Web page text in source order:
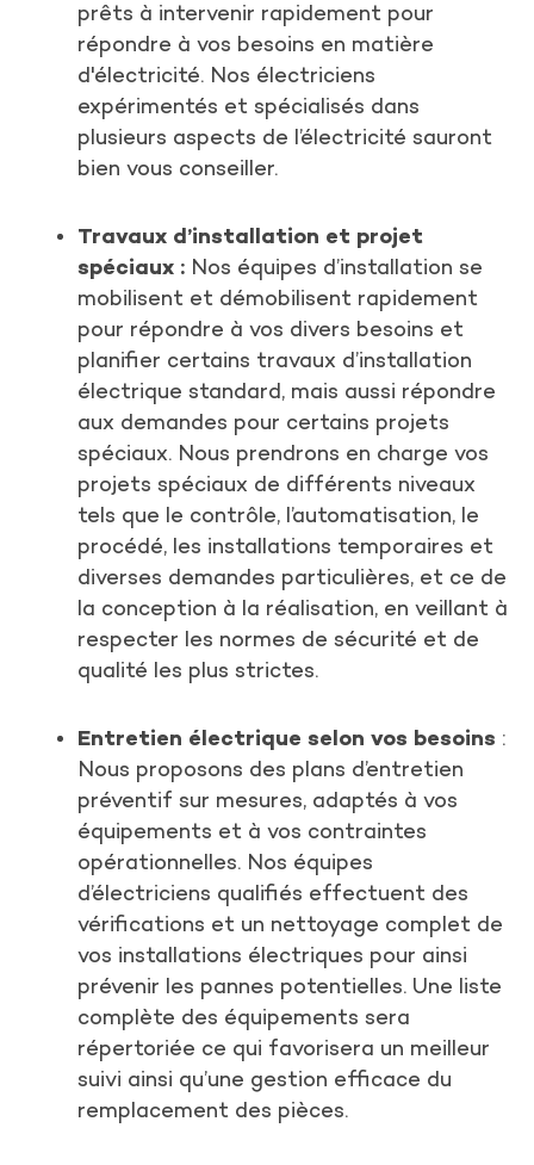
prêts à intervenir rapidement pour
répondre à vos besoins en matière
d'électricité. Nos électriciens
expérimentés et spécialisés dans
plusieurs aspects de l’électricité sauront
bien vous conseiller.
Travaux d’installation et projet
spéciaux : Nos équipes d’installation se
mobilisent et démobilisent rapidement
pour répondre à vos divers besoins et
planifier certains travaux d’installation
électrique standard, mais aussi répondre
aux demandes pour certains projets
spéciaux. Nous prendrons en charge vos
projets spéciaux de différents niveaux
tels que le contrôle, l’automatisation, le
procédé, les installations temporaires et
diverses demandes particulières, et ce de
la conception à la réalisation, en veillant à
respecter les normes de sécurité et de
qualité les plus strictes.
Entretien électrique selon vos besoins :
Nous proposons des plans d’entretien
préventif sur mesures, adaptés à vos
équipements et à vos contraintes
opérationnelles. Nos équipes
d’électriciens qualifiés effectuent des
vérifications et un nettoyage complet de
vos installations électriques pour ainsi
prévenir les pannes potentielles. Une liste
complète des équipements sera
répertoriée ce qui favorisera un meilleur
suivi ainsi qu’une gestion efficace du
remplacement des pièces.